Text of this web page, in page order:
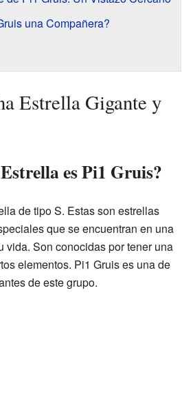
una Compañera?
Estrella Gigante y
es Pi1 Gruis?
de tipo S. Estas son estrellas
que se encuentran en una
vida. Son conocidas por tener una
elementos. Pi1 Gruis es una de
de este grupo.